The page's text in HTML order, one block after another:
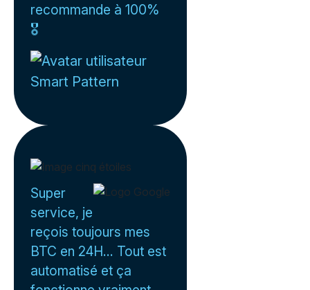
recommande à 100%
🎖️
Smart Pattern
Super
service, je
reçois toujours mes
BTC en 24H... Tout est
automatisé et ça